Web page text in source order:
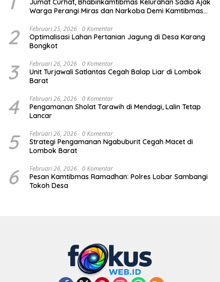
Jumat Curhat, Bhabinkamtibmas Kelurahan Sadia Ajak
Warga Perangi Miras dan Narkoba Demi Kamtibmas
2 Februari 25, 2026 0 Komentar
Optimalisasi Lahan Pertanian Jagung di Desa Karang
Bongkot
3 Februari 26, 2026 0 Komentar
Unit Turjawali Satlantas Cegah Balap Liar di Lombok
Barat
4 Februari 26, 2026 0 Komentar
Pengamanan Sholat Tarawih di Mendagi, Lalin Tetap
Lancar
5 Februari 26, 2026 0 Komentar
Strategi Pengamanan Ngabuburit Cegah Macet di
Lombok Barat
6 Februari 26, 2026 0 Komentar
Pesan Kamtibmas Ramadhan: Polres Lobar Sambangi
Tokoh Desa